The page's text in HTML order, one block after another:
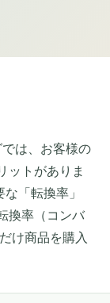
は、お客様の
ットがありま
「転換率」
換率（コンバ
け商品を購入